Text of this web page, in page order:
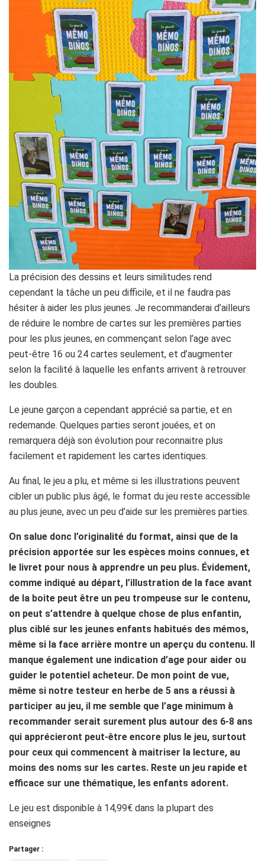
La précision des dessins et leurs similitudes rend
cependant la tâche un peu difficile, et il ne faudra pas
hésiter à aider les plus jeunes. Je recommanderai d’ailleurs
de réduire le nombre de cartes sur les premières parties
pour les plus jeunes, en commençant selon l’age avec
peut-être 16 ou 24 cartes seulement, et d’augmenter
selon la facilité à laquelle les enfants arrivent à retrouver
les doubles.
Le jeune garçon a cependant apprécié sa partie, et en
redemande. Quelques parties seront jouées, et on
remarquera déjà son évolution pour reconnaitre plus
facilement et rapidement les cartes identiques.
Au final, le jeu a plu, et même si les illustrations peuvent
cibler un public plus âgé, le format du jeu reste accessible
au plus jeune, avec un peu d’aide sur les premières parties.
On salue donc l’originalité du format, ainsi que de la
précision apportée sur les espèces moins connues, et
le livret pour nous à apprendre un peu plus. Évidement,
comme indiqué au départ, l’illustration de la face avant
de la boite peut être un peu trompeuse sur le contenu,
on peut s’attendre à quelque chose de plus enfantin,
plus ciblé sur les jeunes enfants habitués des mémos,
même si la face arrière montre un aperçu du contenu. Il
manque également une indication d’age pour aider ou
guider le potentiel acheteur. De mon point de vue,
même si notre testeur en herbe de 5 ans a réussi à
participer au jeu, il me semble que l’age minimum à
recommander serait surement plus autour des 6-8 ans
qui apprécieront peut-être encore plus le jeu, surtout
pour ceux qui commencent à maitriser la lecture, au
moins des noms sur les cartes. Reste un jeu rapide et
efficace sur une thématique, les enfants adorent.
Le jeu est disponible à 14,99€ dans la plupart des
enseignes
Partager :